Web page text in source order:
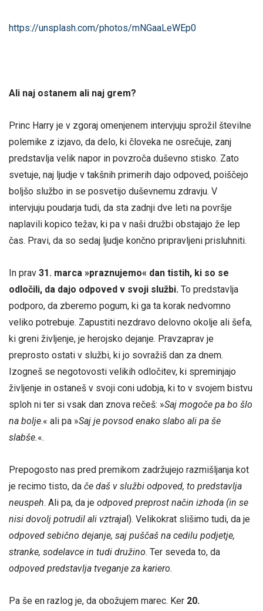
https://unsplash.com/photos/mNGaaLeWEp0
Ali naj ostanem ali naj grem?
Princ Harry je v zgoraj omenjenem intervjuju sprožil številne
polemike z izjavo, da delo, ki človeka ne osrečuje, zanj
predstavlja velik napor in povzroča duševno stisko. Zato
svetuje, naj ljudje v takšnih primerih dajo odpoved, poiščejo
boljšo službo in se posvetijo duševnemu zdravju. V
intervjuju poudarja tudi, da sta zadnji dve leti na površje
naplavili kopico težav, ki pa v naši družbi obstajajo že lep
čas. Pravi, da so sedaj ljudje končno pripravljeni prisluhniti.
In prav 31. marca »praznujemo« dan tistih, ki so se
odločili, da dajo odpoved v svoji službi. To predstavlja
podporo, da zberemo pogum, ki ga ta korak nedvomno
veliko potrebuje. Zapustiti nezdravo delovno okolje ali šefa,
ki greni življenje, je herojsko dejanje. Pravzaprav je
preprosto ostati v službi, ki jo sovražiš dan za dnem.
Izogneš se negotovosti velikih odločitev, ki spreminjajo
življenje in ostaneš v svoji coni udobja, ki to v svojem bistvu
sploh ni ter si vsak dan znova rečeš: »Saj mogoče pa bo šlo
na bolje.« ali pa »Saj je povsod enako slabo ali pa še
slabše.«.
Prepogosto nas pred premikom zadržujejo razmišljanja kot
je recimo tisto, da če daš v službi odpoved, to predstavlja
neuspeh. Ali pa, da je odpoved preprost način izhoda (in se
nisi dovolj potrudil ali vztraja l). Velikokrat slišimo tudi, da je
odpoved sebično dejanje, saj puščaš na cedilu podjetje,
stranke, sodelavce in tudi družino. Ter seveda to, da
odpoved predstavlja tveganje za kariero.
Pa še en razlog je, da obožujem marec. Ker 20.